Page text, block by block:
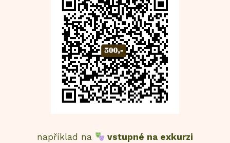
například na vstupné na exkurzi